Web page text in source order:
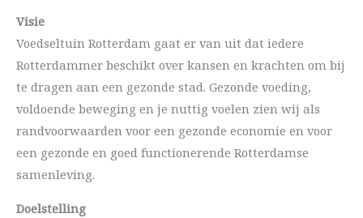
Visie
Voedseltuin Rotterdam gaat er van uit dat iedere
Rotterdammer beschikt over kansen en krachten om bij
te dragen aan een gezonde stad. Gezonde voeding,
voldoende beweging en je nuttig voelen zien wij als
randvoorwaarden voor een gezonde economie en voor
een gezonde en goed functionerende Rotterdamse
samenleving.
Doelstelling